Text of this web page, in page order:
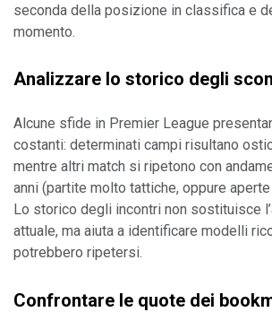
seconda della posizione in classifica e
momento.
Analizzare lo storico degli
Alcune sfide in Premier League
costanti: determinati campi risultano
mentre altri match si ripetono con
anni (partite molto tattiche, oppure
Lo storico degli incontri non sostituisce
attuale, ma aiuta a identificare modelli
potrebbero ripetersi.
Confrontare le quote dei